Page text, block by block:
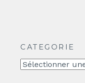
CATEGORIE
CATEGORIE